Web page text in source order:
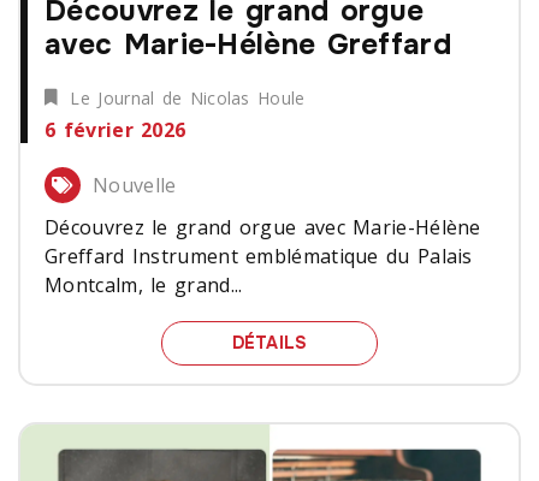
Découvrez le grand orgue
avec Marie-Hélène Greffard
Le Journal de Nicolas Houle
6 février 2026
Nouvelle
Découvrez le grand orgue avec Marie-Hélène
Greffard Instrument emblématique du Palais
Montcalm, le grand...
DÉTAILS DÉCOUVREZ LE GRAND